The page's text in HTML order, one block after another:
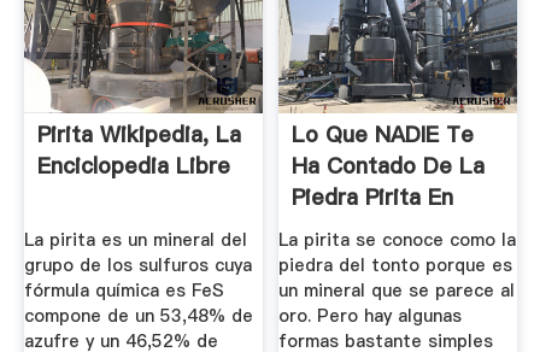
Pirita Wikipedia, La
Enciclopedia Libre
La pirita es un mineral del
grupo de los sulfuros cuya
fórmula química es FeS
compone de un 53,48% de
azufre y un 46,52% de
Lo Que NADIE Te
Ha Contado De La
Piedra Pirita En
2019 ...
La pirita se conoce como la
piedra del tonto porque es
un mineral que se parece al
oro. Pero hay algunas
formas bastante simples